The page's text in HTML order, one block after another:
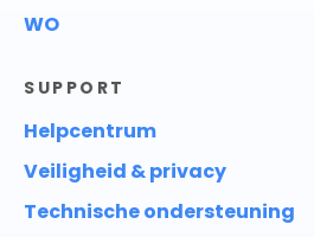
WO
SUPPORT
Helpcentrum
Veiligheid & privacy
Technische ondersteuning